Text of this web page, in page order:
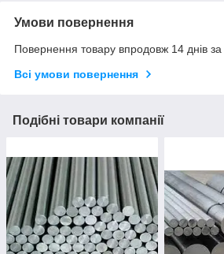
Умови повернення
Повернення товару впродовж 14 днів
Всі умови повернення
Подібні товари компанії